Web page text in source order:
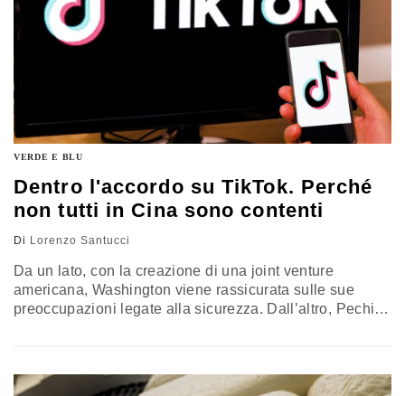
VERDE E BLU
Dentro l'accordo su TikTok. Perché
non tutti in Cina sono contenti
Di Lorenzo Santucci
Da un lato, con la creazione di una joint venture
americana, Washington viene rassicurata sulle sue
preoccupazioni legate alla sicurezza. Dall’altro, Pechino